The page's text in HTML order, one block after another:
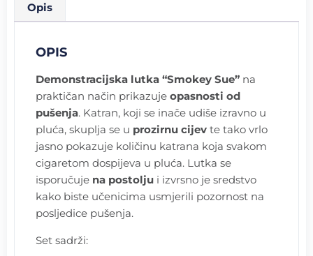
Opis
OPIS
Demonstracijska lutka “Smokey Sue” na
praktičan način prikazuje opasnosti od
pušenja. Katran, koji se inače udiše izravno u
pluća, skuplja se u prozirnu cijev te tako vrlo
jasno pokazuje količinu katrana koja svakom
cigaretom dospijeva u pluća. Lutka se
isporučuje na postolju i izvrsno je sredstvo
kako biste učenicima usmjerili pozornost na
posljedice pušenja.
Set sadrži: